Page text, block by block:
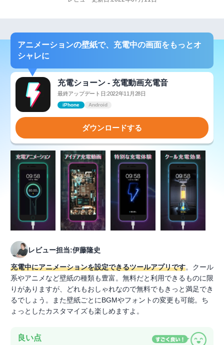
アニメーションの壁紙で、充電中の画面をもっとオ
シャレに
充電ショーン - 充電動画充電音
最終アップデート日:2022年11月28日
iPhone Android
ダウンロードする
レビュー担当:伊藤隆史
充電中にアニメーションを設定できるツールアプリです。クール
系やアニメなど壁紙の種類も豊富。無料だと利用できるものに限
りがありますが、どれもおしゃれなので無料でもきっと満足でき
るでしょう。また壁紙ごとにBGMやフォントの変更も可能。ち
ょっとしたカスタマイズも楽しめますよ。
良い点